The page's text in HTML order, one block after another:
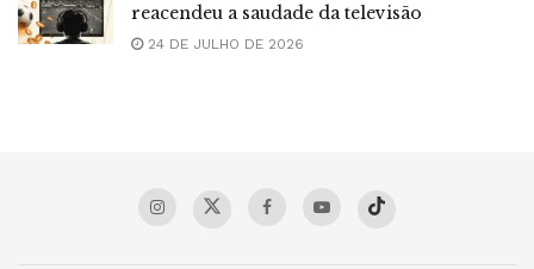
reacendeu a saudade da televisão
24 DE JULHO DE 2026